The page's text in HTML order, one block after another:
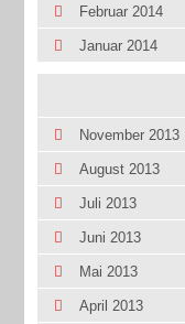
Februar 2014
Januar 2014
November 2013
August 2013
Juli 2013
Juni 2013
Mai 2013
April 2013